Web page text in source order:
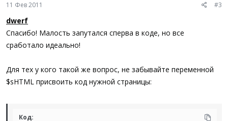
11 Фев 2011 #3
dwerf
Спасибо! Малость запутался сперва в коде, но все
сработало идеально!
Для тех у кого такой же вопрос, не забывайте переменной
$sHTML присвоить код нужной страницы:
Код: